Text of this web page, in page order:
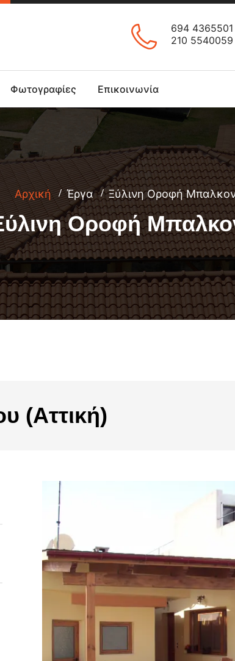
694 4365501
210 5540059
Φωτογραφίες Επικοινωνία
Αρχική Έργα Ξύλινη Οροφή
Οροφή
(Αττική)